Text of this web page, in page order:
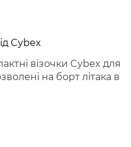
Cybex
візочки Cybex для
на борт літака в